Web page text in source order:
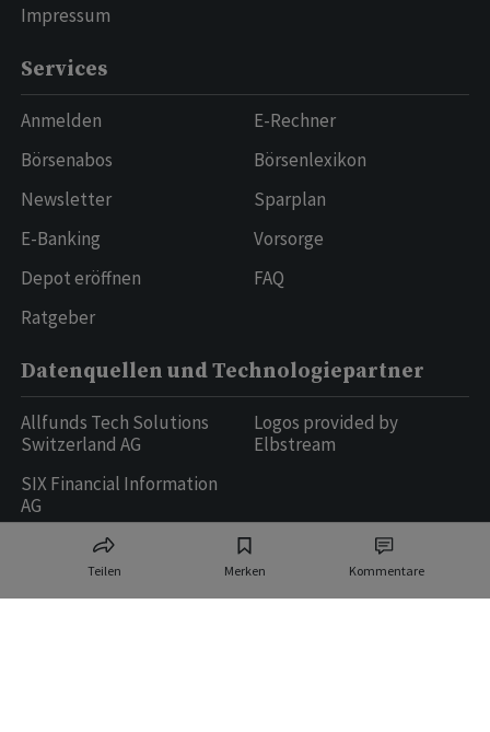
Teilen Merken Kommentare
Impressum
Services
Anmelden
Börsenabos
Newsletter
E-Banking
Depot eröffnen
Ratgeber
E-Rechner
Börsenlexikon
Sparplan
Vorsorge
FAQ
Datenquellen und Technologiepartner
Allfunds Tech Solutions
Switzerland AG
SIX Financial Information
AG
Logos provided by
Elbstream